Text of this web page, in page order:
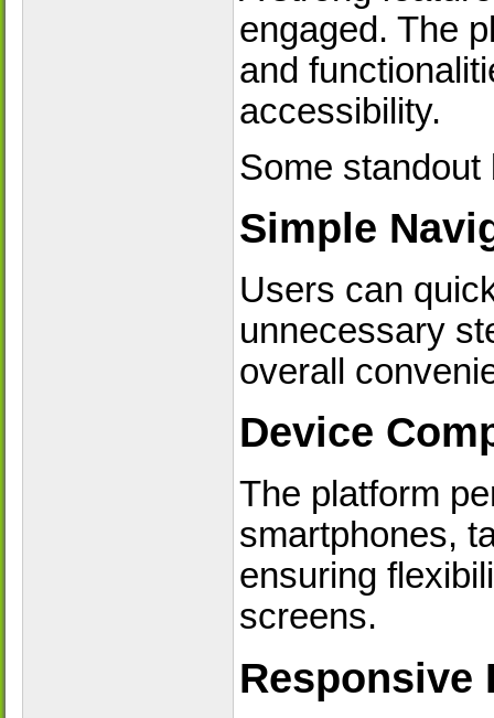
engaged. The
and
accessibility.
Some
Simple
Users can
unnecessary
overall
Device
The platform
smartphones,
ensuring
screens.
Responsive